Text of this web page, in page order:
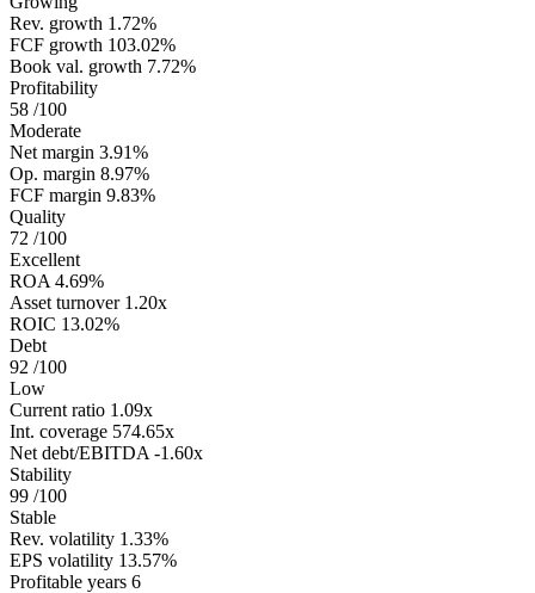
Rev. growth 1.72%
FCF growth 103.02%
Book val. growth 7.72%
Profitability
58 /100
Moderate
Net margin 3.91%
Op. margin 8.97%
FCF margin 9.83%
Quality
72 /100
Excellent
ROA 4.69%
Asset turnover 1.20x
ROIC 13.02%
Debt
92 /100
Low
Current ratio 1.09x
Int. coverage 574.65x
Net debt/EBITDA -1.60x
Stability
99 /100
Stable
Rev. volatility 1.33%
EPS volatility 13.57%
Profitable years 6